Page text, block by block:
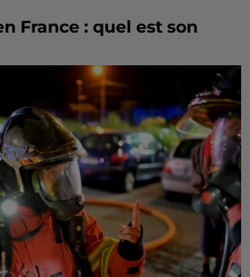
France : quel est son